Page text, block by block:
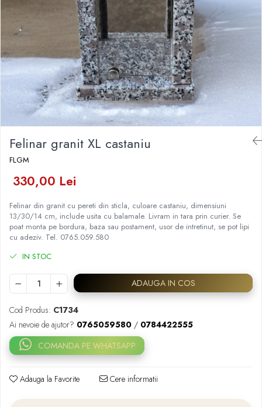
Placa memoriala
Placute ABS personalizate
Solutii intretinere granit si
marmura
Felinar granit XL castaniu
FLGM
330,00 Lei
Felinar din granit cu pereti din sticla, culoare castaniu, dimensiuni
13/30/14 cm, include usita cu balamale. Livram in tara prin curier. Se
poat monta pe bordura, baza sau postament, usor de intretinut, se pot lipi
cu adeziv. Tel. 0765.059.580
IN STOC
ADAUGA IN COS
Cod Produs: C1734
Ai nevoie de ajutor? 0765059580 / 0784422555
COMANDA PE WHATSAPP
Adauga la Favorite Cere informatii